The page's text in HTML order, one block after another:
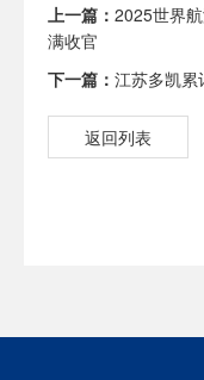
上一篇： 2025世界
满收官
下一篇： 江苏多凯累
返回列表